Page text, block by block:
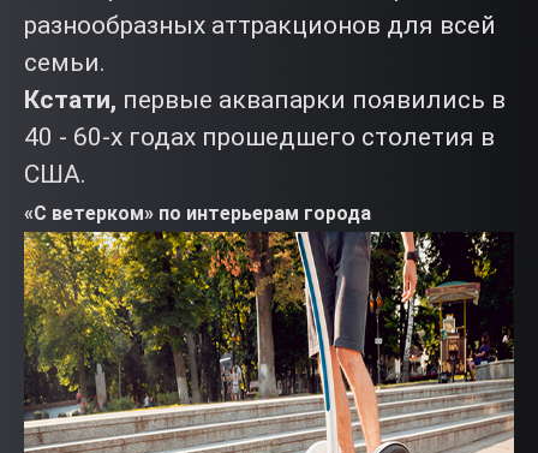
разнообразных аттракционов для всей
семьи.
Кстати, первые аквапарки появились в
40 - 60-х годах прошедшего столетия в
США.
«С ветерком» по интерьерам города